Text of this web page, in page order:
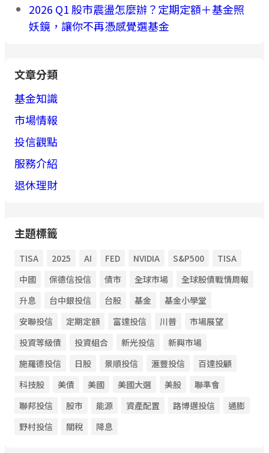
2026 Q1 股市震盪怎麼辦？定期定額＋基金照
妖鏡，讓你不再憑感覺選基金
文章分類
基金知識
市場情報
投信觀點
服務介紹
退休理財
主題標籤
TISA 2025 AI FED NVIDIA S&P500
TISA
中國
保德信投信 債市 全球市場
全球股債戰情周報
升息
台中銀投信 台股 基金
基金小學堂
安聯投信
定期定額 富達投信 川普
市場展望
投資等級債
投資組合 新光投信
新興市場
施羅德投信
日股 景順投信 滙豐投信
百達投顧
科技股
美債 美國 美國大選 美股
聯準會
聯邦投信
股市 能源 資產配置 路博邁投信
通膨
野村投信
關稅 降息